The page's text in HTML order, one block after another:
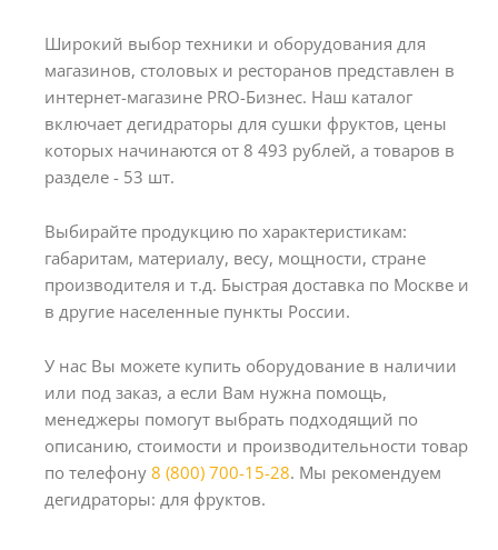
Широкий выбор техники и оборудования для
магазинов, столовых и ресторанов представлен в
интернет-магазине PRO-Бизнес. Наш каталог
включает дегидраторы для сушки фруктов, цены
которых начинаются от 8 493 рублей, а товаров в
разделе - 53 шт.
Выбирайте продукцию по характеристикам:
габаритам, материалу, весу, мощности, стране
производителя и т.д. Быстрая доставка по Москве и
в другие населенные пункты России.
У нас Вы можете купить оборудование в наличии
или под заказ, а если Вам нужна помощь,
менеджеры помогут выбрать подходящий по
описанию, стоимости и производительности товар
по телефону 8 (800) 700-15-28. Мы рекомендуем
дегидраторы: для фруктов.